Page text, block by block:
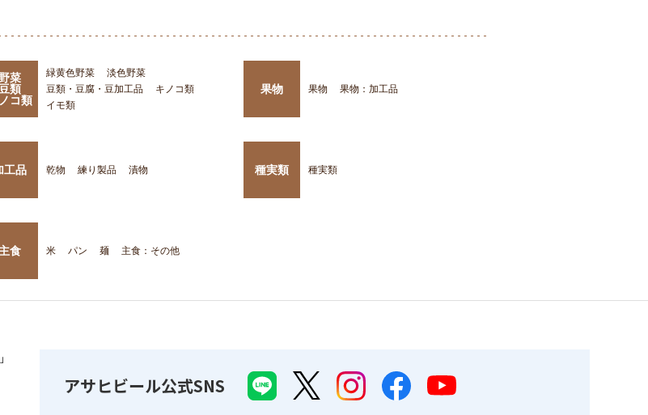
野菜
豆類
コ類
緑黄色野菜
淡色野菜
豆類・豆腐・豆加工品
キノコ類
イモ類
果物 果物 果物：加工品
工品 乾物 練り製品 漬物 種実類 種実類
主食 米 パン 麺 主食：その他
アサヒビール公式SNS